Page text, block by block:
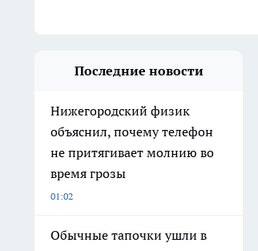
Последние новости
Нижегородский физик
объяснил, почему телефон
не притягивает молнию во
время грозы
01:02
Обычные тапочки ушли в